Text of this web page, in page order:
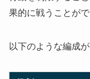
果的に戦うことがで
以下のような編成